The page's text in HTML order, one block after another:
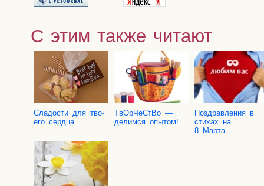
С этим также читают
Сла­до­сти для тво­
е­го сердца
TвOр­Че­СтВо —
делим­ся опытом!…
Поздрав­ле­ния в
сти­хах на
8 Марта…